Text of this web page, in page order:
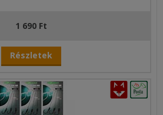
1 690 Ft
Részletek